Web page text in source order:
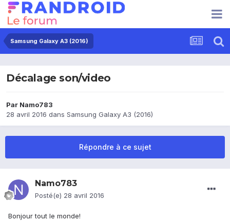
Samsung Galaxy A3 (2016)
Décalage son/video
Par Namo783
28 avril 2016 dans Samsung Galaxy A3 (2016)
Répondre à ce sujet
Namo783
Posté(e) 28 avril 2016
Bonjour tout le monde!